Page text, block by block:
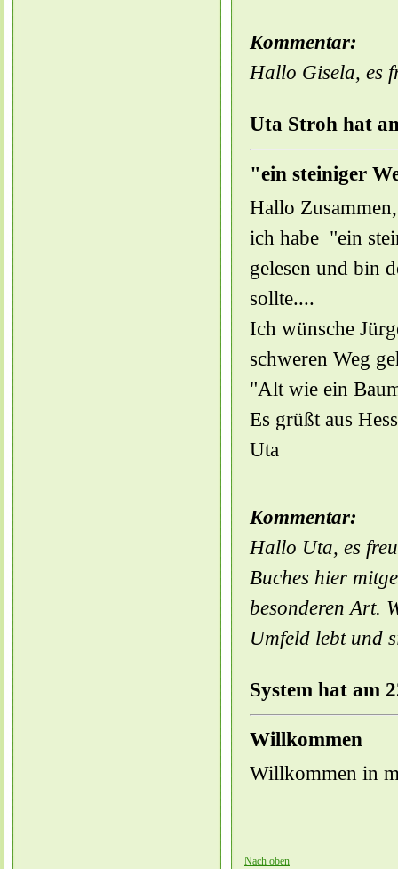
Kommentar:
Hallo Gisela, es
Uta Stroh hat
"ein steiniger
Hallo Zusammen,
ich habe "ein
gelesen und bin
sollte....
Ich wünsche
schweren Weg
"Alt wie ein
Es grüßt aus
Uta
Kommentar:
Hallo Uta, es
Buches hier
besonderen Art.
Umfeld lebt und
System hat am
Willkommen
Willkommen in
Nach oben